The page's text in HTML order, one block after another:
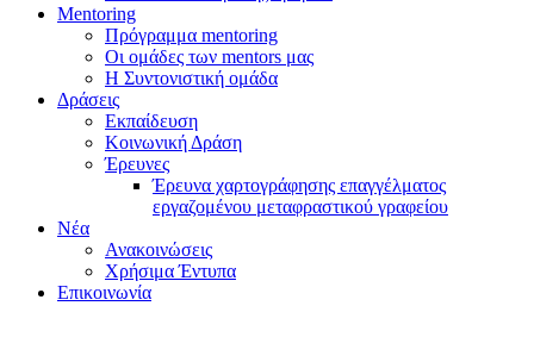
Mentoring
Πρόγραμμα mentoring
Οι ομάδες των mentors μας
H Συντονιστική ομάδα
Δράσεις
Εκπαίδευση
Κοινωνική Δράση
Έρευνες
Έρευνα χαρτογράφησης επαγγέλματος
εργαζομένου μεταφραστικού γραφείου
Νέα
Ανακοινώσεις
Χρήσιμα Έντυπα
Επικοινωνία